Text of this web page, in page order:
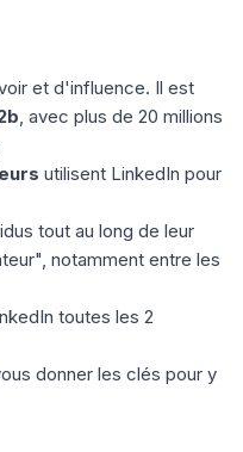
et d'influence. Il est
, avec plus de 20 millions
utilisent LinkedIn pour
tout au long de leur
notamment entre les
toutes les 2
donner les clés pour y